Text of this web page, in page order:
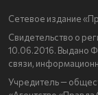
Сетевое издание
Свидетельство о
10.06.2016. Выдано
связи,
Учредитель —